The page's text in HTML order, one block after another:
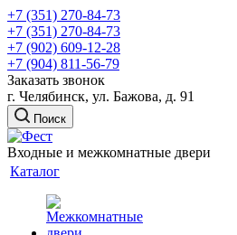
+7 (351) 270-84-73
+7 (351) 270-84-73
+7 (902) 609-12-28
+7 (904) 811-56-79
Заказать звонок
г. Челябинск, ул. Бажова, д. 91
Поиск
Входные и межкомнатные двери
Каталог